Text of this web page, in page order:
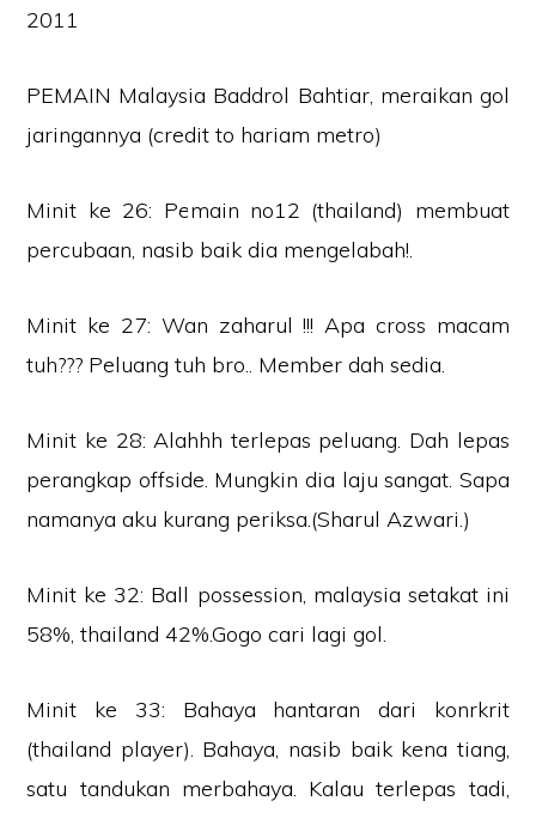
PEMAIN Malaysia Baddrol Bahtiar, meraikan gol
jaringannya (credit to hariam metro)
Minit ke 26: Pemain no12 (thailand) membuat
percubaan, nasib baik dia mengelabah!.
Minit ke 27: Wan zaharul !!! Apa cross macam
tuh??? Peluang tuh bro.. Member dah sedia.
Minit ke 28: Alahhh terlepas peluang. Dah lepas
perangkap offside. Mungkin dia laju sangat. Sapa
namanya aku kurang periksa.(Sharul Azwari.)
Minit ke 32: Ball possession, malaysia setakat ini
58%, thailand 42%.Gogo cari lagi gol.
Minit ke 33: Bahaya hantaran dari konrkrit
(thailand player). Bahaya, nasib baik kena tiang,
satu tandukan merbahaya. Kalau terlepas tadi,